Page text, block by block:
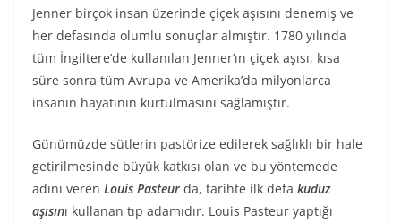
Jenner birçok insan üzerinde çiçek aşısını denemiş ve
her defasında olumlu sonuçlar almıştır. 1780 yılında
tüm İngiltere’de kullanılan Jenner’ın çiçek aşısı, kısa
süre sonra tüm Avrupa ve Amerika’da milyonlarca
insanın hayatının kurtulmasını sağlamıştır.
Günümüzde sütlerin pastörize edilerek sağlıklı bir hale
getirilmesinde büyük katkısı olan ve bu yöntemede
adını veren Louis Pasteur da, tarihte ilk defa kuduz
aşısını kullanan tıp adamıdır. Louis Pasteur yaptığı